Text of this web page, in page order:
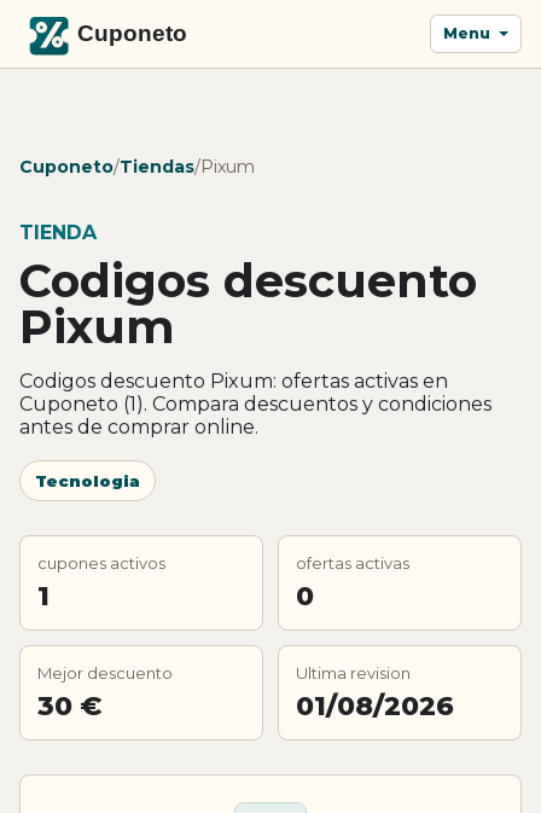
Menu
Cuponeto/Tiendas/Pixum
TIENDA
Codigos descuento
Pixum
Codigos descuento Pixum: ofertas activas en
Cuponeto (1). Compara descuentos y condiciones
antes de comprar online.
Tecnologia
cupones activos
1
ofertas activas
0
Mejor descuento
30 €
Ultima revision
01/08/2026